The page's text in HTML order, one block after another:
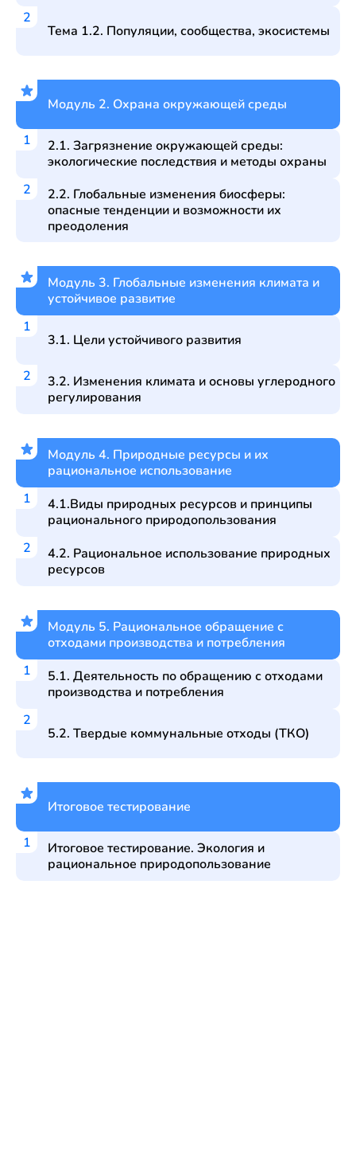
Тема 1.2. Популяции, сообщества, экосистемы
Модуль 2. Охрана окружающей среды
2.1. Загрязнение окружающей среды:
экологические последствия и методы охраны
2.2. Глобальные изменения биосферы:
опасные тенденции и возможности их
преодоления
Модуль 3. Глобальные изменения климата и
устойчивое развитие
3.1. Цели устойчивого развития
3.2. Изменения климата и основы углеродного
регулирования
Модуль 4. Природные ресурсы и их
рациональное использование
4.1.Виды природных ресурсов и принципы
рационального природопользования
4.2. Рациональное использование природных
ресурсов
Модуль 5. Рациональное обращение с
отходами производства и потребления
5.1. Деятельность по обращению с отходами
производства и потребления
5.2. Твердые коммунальные отходы (ТКО)
Итоговое тестирование
Итоговое тестирование. Экология и
рациональное природопользование